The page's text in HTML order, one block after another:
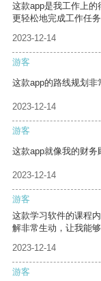
这款app是我工作上
更轻松地完成工作任务
2023-12-14
游客
这款app的路线规划非
2023-12-14
游客
这款app就像我的财务
2023-12-14
游客
这款学习软件的课程
解非常生动，让我能
2023-12-14
游客